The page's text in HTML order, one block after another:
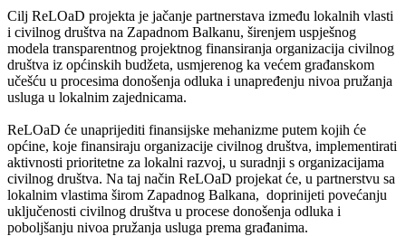
Cilj ReLOaD projekta je jačanje partnerstava između lokalnih vlasti
i civilnog društva na Zapadnom Balkanu, širenjem uspješnog
modela transparentnog projektnog finansiranja organizacija civilnog
društva iz općinskih budžeta, usmjerenog ka većem građanskom
učešću u procesima donošenja odluka i unapređenju nivoa pružanja
usluga u lokalnim zajednicama.
ReLOaD će unaprijediti finansijske mehanizme putem kojih će
općine, koje finansiraju organizacije civilnog društva, implementirati
aktivnosti prioritetne za lokalni razvoj, u suradnji s organizacijama
civilnog društva. Na taj način ReLOaD projekat će, u partnerstvu sa
lokalnim vlastima širom Zapadnog Balkana, doprinijeti povećanju
uključenosti civilnog društva u procese donošenja odluka i
poboljšanju nivoa pružanja usluga prema građanima.